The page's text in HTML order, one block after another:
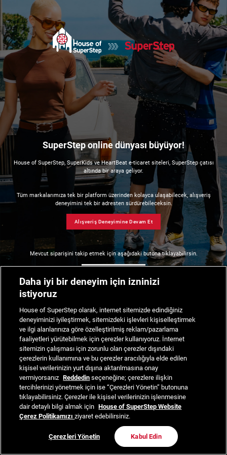
SuperStep online dünyası büyüyor!
House of SuperStep, SuperKids ve HeartBeat e-ticaret siteleri, SuperStep çatısı
altında bir araya geliyor.
Tüm markalarımıza tek bir platform üzerinden kolayca ulaşabilecek, alışveriş
deneyimini tek bir adresten sürdürebileceksin.
Alışveriş Deneyimine Devam Et
Mevcut siparişini takip etmek için aşağıdaki butona tıklayabilirsin.
Daha iyi bir deneyim için izninizi
istiyoruz
House of SuperStep olarak, internet sitemizde edindiğiniz
deneyiminizi iyileştirmek, sitemizdeki işlevleri kişiselleştirmek
ve ilgi alanlarınıza göre özelleştirilmiş reklam/pazarlama
faaliyetleri yürütebilmek için çerezler kullanıyoruz. İnternet
sitemizin çalışması için zorunlu olan çerezler dışındaki
çerezlerin kullanımına ve bu çerezler aracılığıyla elde edilen
kişisel verilerinizin yurt dışına aktarılmasına onay
vermiyorsanız Reddedin seçeneğine; çerezlere ilişkin
tercihlerinizi yönetmek için ise “Çerezleri Yönetin” butonuna
tıklayabilirsiniz. Çerezler ile kişisel verilerinizin işlenmesine
dair detaylı bilgi almak için House of SuperStep Website
Çerez Politikamızıziyaret edebilirsiniz.
Çerezleri Yönetin Kabul Edin